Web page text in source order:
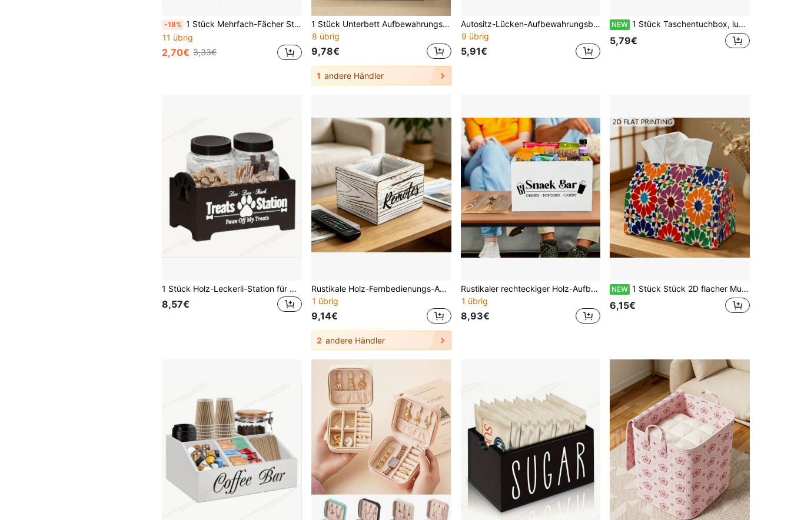
-18% 1 Stück Mehrfach-Fächer Stoffaufbewahrungsbox, multifunktionaler faltbarer Schrankorganizer, geeignet für Schlafzimmermöbel / Schreibtischschublade / Tisch / Badezimmerschrank, Küchenschrankaufbewahrung, Unterwäsche Socken Kleidung Organisation, Kosmetik und Kleinteile
11 übrig
2,70€ 3,33€
1 Stück Unterbett Aufbewahrungstasche, Bettdecken Aufbewahrungsbox, Schlafzimmer Aufbewahrung, mit sichtbarem Fenster und Griff, wasserdicht und feuchtigkeitsbeständig, geeignet zum Aufbewahren von Decken und ungenutzten Artikeln zuhause, großvolumige staubdichte Aufbewahrungstasche
8 übrig
9,78€
1 andere Händler
Autositz-Lücken-Aufbewahrungsbox, Autositz-Lückenfüller, PU-Vollleder Autositz-Lücken-Aufbewahrungsbox, universelle Passform, kann zwischen Autositzen platziert werden, zum Aufbewahren von Handy, Schlüsseln, Karten, Stiften und anderen Gegenständen
9 übrig
5,91€
NEW 1 Stück Taschentuchbox, luxuriöser Barock-Blumenstil geprägter Rosenrahmen, langanhaltend dekorative Aufbewahrung, geeignet für Küche, Wohnzimmer, Schlafzimmer, Auto multifunktionale Feiertags-Heimdekoration, perfekt für Schreibtisch oder Regaldisplay
5,79€
1 Stück Holz-Leckerli-Station für Haustiere, Futteraufbewahrung & Organizer-Box, Pfoten-Design, Haustierbedarf, Aufbewahrungs- und Organizer-Box für Zuhause
8,57€
Rustikale Holz-Fernbedienungs-Aufbewahrungsbox - Praktischer und stilvoller Schreibtisch-Organizer, hält 1 Gegenstand mit Landhaus-Charme - Halten Sie Ihren Raum mühelos ordentlich
1 übrig
9,14€
2 andere Händler
Rustikaler rechteckiger Holz-Aufbewahrungskorb mit Griffen, Arbeitsplatten-Organizerbox für Küche, Esstisch, Speisekammer, multifunktionaler Haushalts-Aufbewahrungsbehälter
1 übrig
8,93€
NEW 1 Stück Stück 2D flacher Muster Taschentuchbox, marokkanisches Fliesen-Geometrisches Muster, Taschentuch-Aufbewahrungsbox, rechteckige Taschentuchbox, geeignet für hochwertige Taschentuch-Aufbewahrung, Auto-Taschentuchbox-Abdeckung, Heimdekoration
6,15€